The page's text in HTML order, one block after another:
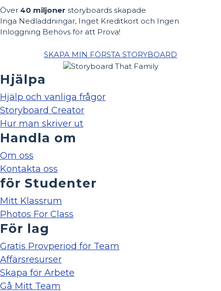
Över 40 miljoner storyboards skapade
Inga Nedladdningar, Inget Kreditkort och Ingen
Inloggning Behövs för att Prova!
SKAPA MIN FÖRSTA STORYBOARD
Hjälpa
Hjälp och vanliga frågor
Storyboard Creator
Hur man skriver ut
Handla om
Om oss
Kontakta oss
för Studenter
Mitt Klassrum
Photos For Class
För lag
Gratis Provperiod för Team
Affärsresurser
Skapa för Arbete
Gå Mitt Team